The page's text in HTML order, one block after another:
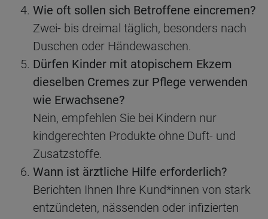
Wie oft sollen sich Betroffene eincremen?
Zwei- bis dreimal täglich, besonders nach
Duschen oder Händewaschen.
Dürfen Kinder mit atopischem Ekzem
dieselben Cremes zur Pflege verwenden
wie Erwachsene?
Nein, empfehlen Sie bei Kindern nur
kindgerechten Produkte ohne Duft- und
Zusatzstoffe.
Wann ist ärztliche Hilfe erforderlich?
Berichten Ihnen Ihre Kund*innen von stark
entzündeten, nässenden oder infizierten